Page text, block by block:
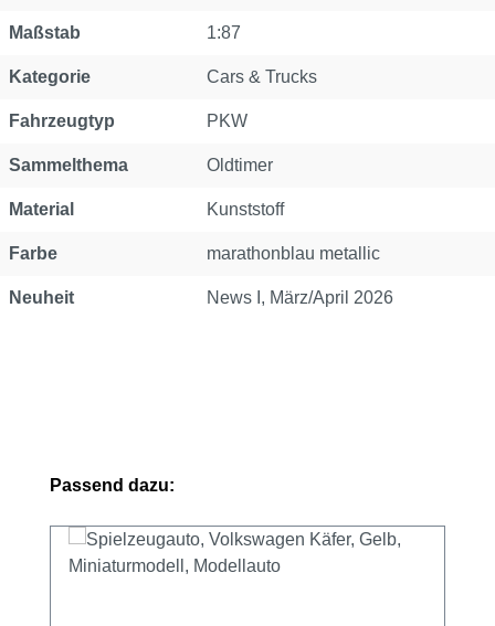
Maßstab 1:87
Kategorie Cars & Trucks
Fahrzeugtyp PKW
Sammelthema Oldtimer
Material Kunststoff
Farbe marathonblau metallic
Neuheit News I, März/April 2026
Produktgalerie überspringen
Passend dazu: